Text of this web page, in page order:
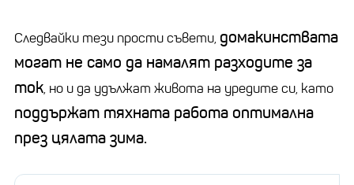
Следвайки тези прости съвети, домакинствата
могат не само да намалят разходите за
ток, но и да удължат живота на уредите си, като
поддържат тяхната работа оптимална
през цялата зима.